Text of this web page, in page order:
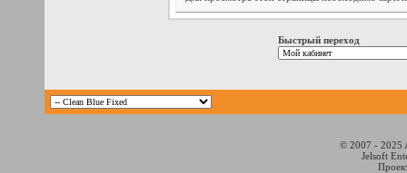
Быстрый переход
© 2007 - 2025
Jelsoft